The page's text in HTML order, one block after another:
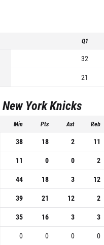
Q1
32
21
New York Knicks
Min Pts Ast Reb
38 18 2 11
11 0 0 2
44 18 3 12
39 21 12 2
35 16 3 3
0 0 0 0